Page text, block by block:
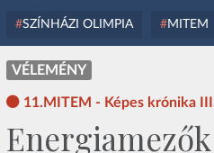
SZÍNHÁZI OLIMPIA MITEM
VÉLEMÉNY
11.MITEM - Képes krónika